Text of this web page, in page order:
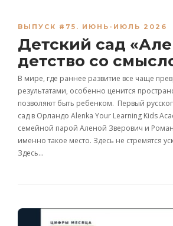
ВЫПУСК #75. ИЮНЬ-ИЮЛЬ 2026
Детский сад
детство со
В мире, где раннее развитие все чаще
результатами, особенно ценится
позволяют быть ребенком. Первый
сад в Орландо Alenka Your Learning Kids
семейной парой Аленой Зверович и
именно такое место. Здесь не стремятся
Здесь…